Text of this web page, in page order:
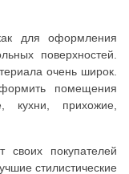
для оформления
поверхностей.
очень широк.
помещения
кухни, прихожие,
своих покупателей
стилистические